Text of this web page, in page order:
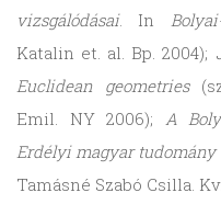
vizsgálódásai. In
Katalin et. al. Bp. 2004);
Euclidean geometries
Emil. NY 2006); A
Erdélyi magyar tudomány
Tamásné Szabó Csilla.